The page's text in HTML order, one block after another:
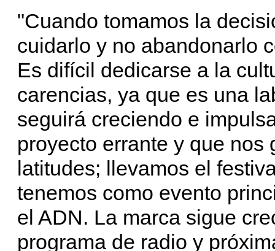
"Cuando tomamos la
cuidarlo y no abandonarlo
Es difícil dedicarse a la
carencias, ya que es una
seguirá creciendo e
proyecto errante y que nos
latitudes; llevamos el
tenemos como evento
el ADN. La marca sigue
programa de radio y